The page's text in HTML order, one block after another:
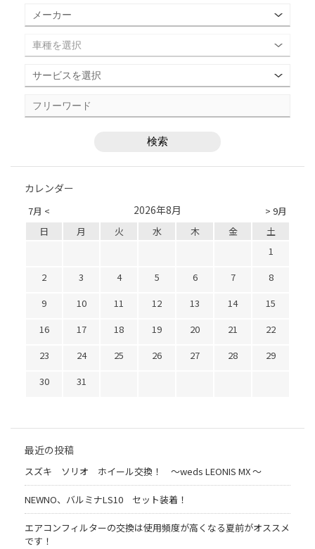
カレンダー
7月 < > 9月
2026年8月
日 月 火 水 木 金
土
1
2
3 4 5 6 7
8
9
10 11 12 13 14
15
16
17 18 19 20 21
22
23
24 25 26 27 28
29
30
31
最近の投稿
スズキ ソリオ ホイール交換！ 〜weds LEONIS MX 〜
NEWNO、バルミナLS10 セット装着！
エアコンフィルターの交換は使用頻度が高くなる夏前がオススメ
です！